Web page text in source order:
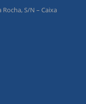
S/N – Caixa